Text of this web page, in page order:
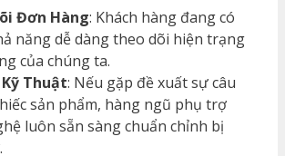
Đơn Hàng: Khách hàng đang có
năng dễ dàng theo dõi hiện trạng
của chúng ta.
Thuật: Nếu gặp đề xuất sự câu
sản phẩm, hàng ngũ phụ trợ
luôn sẵn sàng chuẩn chỉnh bị